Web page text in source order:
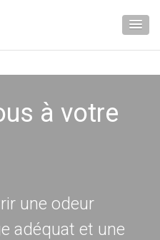
à votre
une odeur
adéquat et une